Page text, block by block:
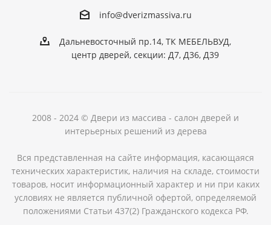
info@dverizmassiva.ru
Дальневосточный пр.14, ТК МЕБЕЛЬВУД,
центр дверей, секции: Д7, Д36, Д39
2008 - 2024 © Двери из массива - салон дверей и
интерьерных решений из дерева
Вся представленная на сайте информация, касающаяся
технических характеристик, наличия на складе, стоимости
товаров, носит информационный характер и ни при каких
условиях не является публичной офертой, определяемой
положениями Статьи 437(2) Гражданского кодекса РФ.